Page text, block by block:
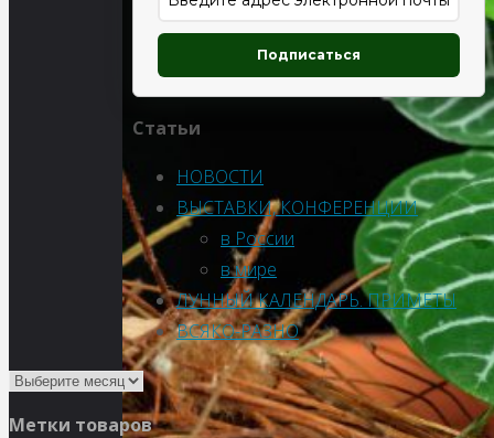
Подписаться
Статьи
НОВОСТИ
ВЫСТАВКИ, КОНФЕРЕНЦИИ
в России
в мире
ЛУННЫЙ КАЛЕНДАРЬ. ПРИМЕТЫ
ВСЯКО-РАЗНО
Метки товаров